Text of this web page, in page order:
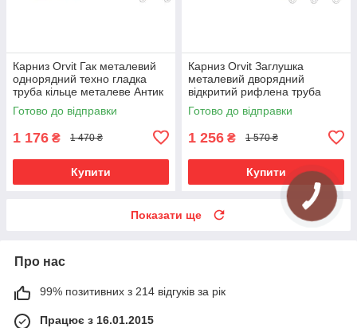
Карниз Orvit Гак металевий
однорядний техно гладка
труба кільце металеве Антик
25 мм 300 см (00-00025839)
Готово до відправки
1 176 ₴ 1 470 ₴
Купити
Карниз Orvit Заглушка
металевий дворядний
відкритий рифлена труба
кільце металеве Антик 25\16
мм 300 см (00-00025679)
Готово до відправки
1 256 ₴ 1 570 ₴
Купити
Показати ще
Про нас
99% позитивних з 214 відгуків за рік
Працює з 16.01.2015